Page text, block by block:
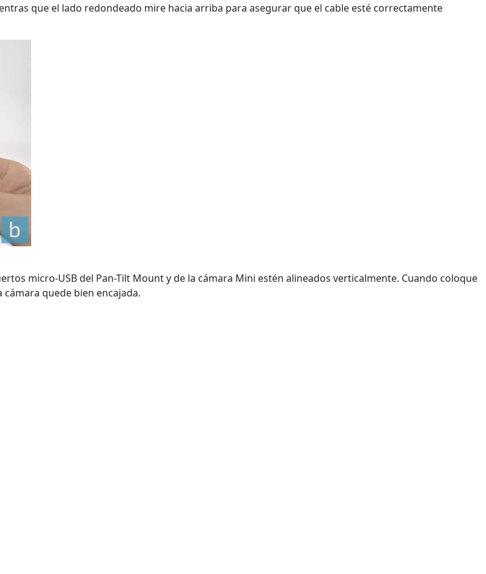
que el lado redondeado mire hacia arriba para asegurar que el cable esté correctamente
micro-USB del Pan-Tilt Mount y de la cámara Mini estén alineados verticalmente. Cuando coloque
quede bien encajada.